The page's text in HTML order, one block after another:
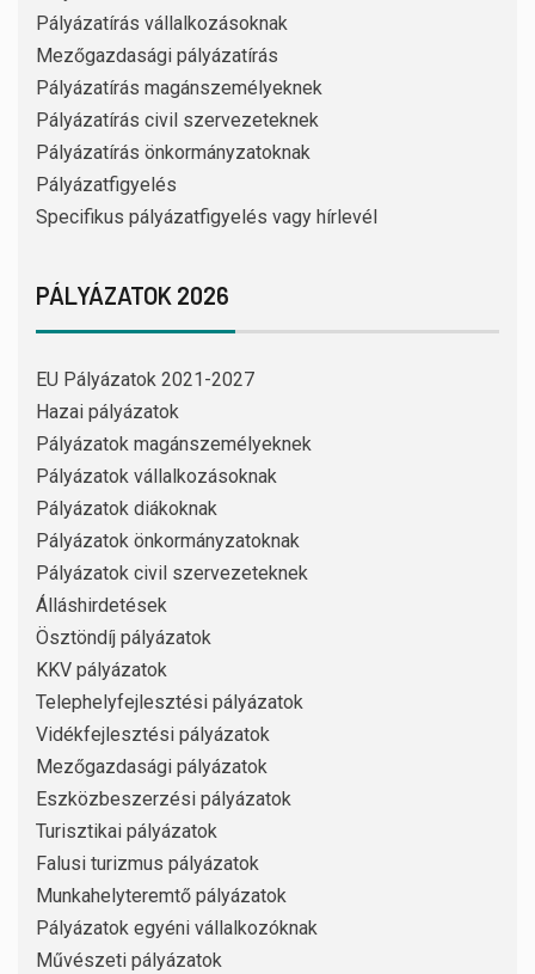
Pályázatírás vállalkozásoknak
Mezőgazdasági pályázatírás
Pályázatírás magánszemélyeknek
Pályázatírás civil szervezeteknek
Pályázatírás önkormányzatoknak
Pályázatfigyelés
Specifikus pályázatfigyelés vagy hírlevél
PÁLYÁZATOK 2026
EU Pályázatok 2021-2027
Hazai pályázatok
Pályázatok magánszemélyeknek
Pályázatok vállalkozásoknak
Pályázatok diákoknak
Pályázatok önkormányzatoknak
Pályázatok civil szervezeteknek
Álláshirdetések
Ösztöndíj pályázatok
KKV pályázatok
Telephelyfejlesztési pályázatok
Vidékfejlesztési pályázatok
Mezőgazdasági pályázatok
Eszközbeszerzési pályázatok
Turisztikai pályázatok
Falusi turizmus pályázatok
Munkahelyteremtő pályázatok
Pályázatok egyéni vállalkozóknak
Művészeti pályázatok